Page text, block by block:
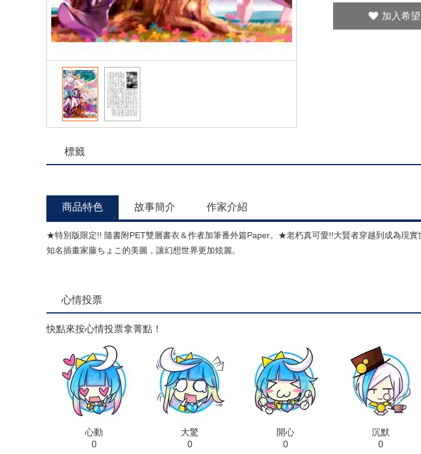
加入希
標籤
商品特色 故事簡介 作家介紹
★特別版限定!! 隨書附PET雙層書衣＆作者加筆番外篇Paper。★老朽真可愛!!大賢者穿越到成為現
知名插畫家藤ちょこ的美圖，讓幻想世界更加炫麗。
心情投票
快點來按心情投票拿菁點！
心動
0
大驚
0
開心
0
沉默
0